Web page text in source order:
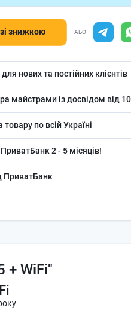
знижкою АБО
нових та постійних клієнтів
майстрами із досвідом від
по всій Україні
2 - 5 місяців!
ПриватБанк
+ WiFi"